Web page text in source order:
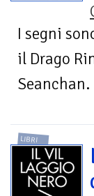
I segni
il Drago
LIBRI